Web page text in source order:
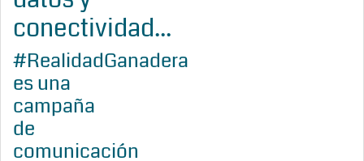
conectividad...
#RealidadGanadera
es una
campaña
de
comunicación